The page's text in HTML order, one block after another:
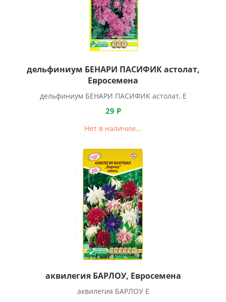
дельфиниум БЕНАРИ ПАСИФИК астолат,
Евросемена
дельфиниум БЕНАРИ ПАСИФИК астолат, Е
29 Р
Нет в наличии...
аквилегия БАРЛОУ, Евросемена
аквилегия БАРЛОУ Е